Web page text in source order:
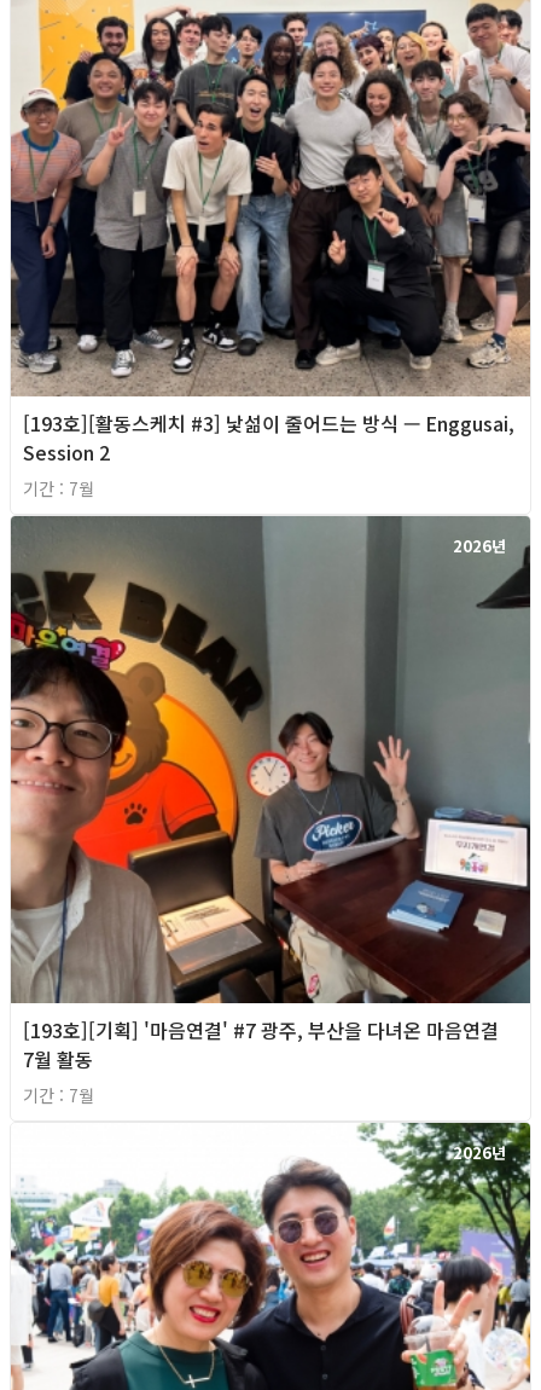
[193호][활동스케치 #3] 낯섦이 줄어드는 방식 — Enggusai,
Session 2
기간 : 7월
2026년
[193호][기획] '마음연결' #7 광주, 부산을 다녀온 마음연결
7월 활동
기간 : 7월
2026년